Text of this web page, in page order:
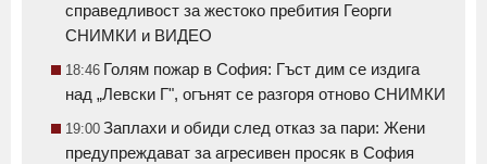
справедливост за жестоко пребития Георги
СНИМКИ и ВИДЕО
18:46 Голям пожар в София: Гъст дим се издига
над „Левски Г", огънят се разгоря отново СНИМКИ
19:00 Заплахи и обиди след отказ за пари: Жени
предупреждават за агресивен просяк в София